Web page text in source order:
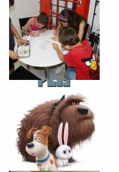
Você é aluno inFlux?
Sim